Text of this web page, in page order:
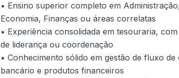
• Ensino superior completo em
Economia, Finanças ou áreas correlatas
• Experiência consolidada em tesouraria,
de liderança ou coordenação
• Conhecimento sólido em gestão de fluxo
bancário e produtos financeiros